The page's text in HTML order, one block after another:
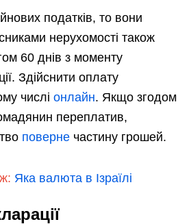
податків, то вони
нерухомості також
60 днів з моменту
Здійснити оплату
числі онлайн. Якщо згодом
переплатив,
поверне частину грошей.
Яка валюта в Ізраїлі